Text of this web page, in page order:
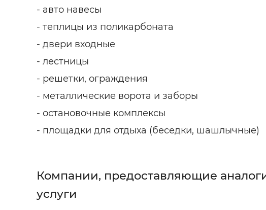
- авто навесы
- теплицы из поликарбоната
- двери входные
- лестницы
- решетки, ограждения
- металлические ворота и заборы
- остановочные комплексы
- площадки для отдыха (беседки, шашлычные)
Компании, предоставляющие
услуги